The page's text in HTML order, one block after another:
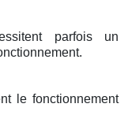
parfois un
le fonctionnement